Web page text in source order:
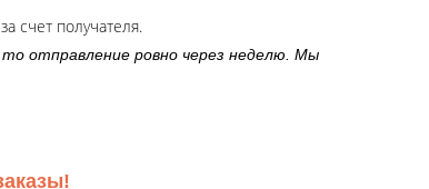
счет получателя.
то отправление ровно через неделю. Мы